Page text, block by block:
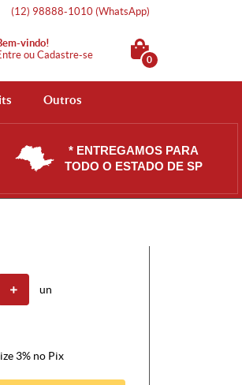
(12) 98888-1010 (WhatsApp)
vindo!
ouCadastre-se 0
Outros
* ENTREGAMOS PARA
TODO O ESTADO DE SP
un
3% no Pix